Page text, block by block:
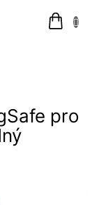
Nákupní
košík
pro